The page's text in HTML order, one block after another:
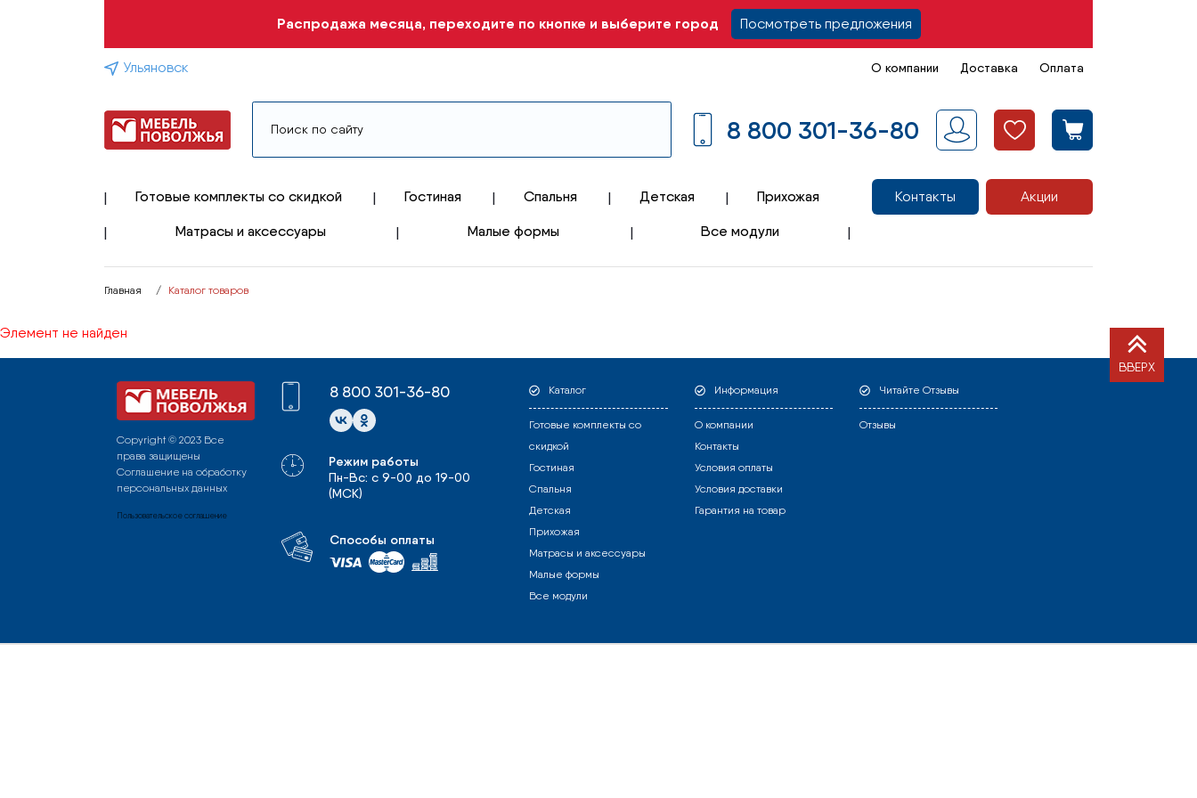
Распродажа месяца, переходите по кнопке и выберите город Посмотреть предложения
Ульяновск О компании Доставка Оплата
8 800 301-36-80
Готовые комплекты со скидкой Гостиная Спальня Детская Прихожая
Матрасы и аксессуары Малые формы Все модули
Контакты Акции
Главная Каталог товаров
Элемент не найден
Copyright © 2023 Все
права защищены
Соглашение на обработку
персональных данных
Пользовательское соглашение
8 800 301-36-80
Режим работы
Пн-Вс: с 9-00 до 19-00
(МСК)
Способы оплаты
Каталог
Готовые комплекты со
скидкой
Гостиная
Спальня
Детская
Прихожая
Матрасы и аксессуары
Малые формы
Все модули
Информация
О компании
Контакты
Условия оплаты
Условия доставки
Гарантия на товар
Читайте Отзывы
Отзывы
ВВЕРХ